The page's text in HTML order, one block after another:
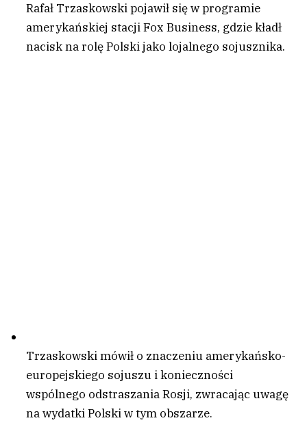
Rafał Trzaskowski pojawił się w programie
amerykańskiej stacji Fox Business, gdzie kładł
nacisk na rolę Polski jako lojalnego sojusznika.
Trzaskowski mówił o znaczeniu amerykańsko-
europejskiego sojuszu i konieczności
wspólnego odstraszania Rosji, zwracając uwagę
na wydatki Polski w tym obszarze.